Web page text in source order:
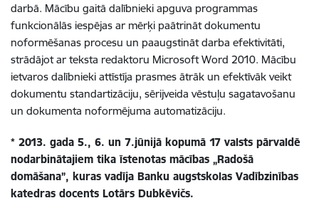
darbā. Mācību gaitā dalībnieki apguva programmas
funkcionālās iespējas ar mērķi paātrināt dokumentu
noformēšanas procesu un paaugstināt darba efektivitāti,
strādājot ar teksta redaktoru Microsoft Word 2010. Mācību
ietvaros dalībnieki attīstīja prasmes ātrāk un efektīvāk veikt
dokumentu standartizāciju, sērijveida vēstuļu sagatavošanu
un dokumenta noformējuma automatizāciju.
* 2013. gada 5., 6. un 7.jūnijā kopumā 17 valsts pārvaldē
nodarbinātajiem tika īstenotas mācības „Radošā
domāšana”, kuras vadīja Banku augstskolas Vadībzinības
katedras docents Lotārs Dubkēvičs.